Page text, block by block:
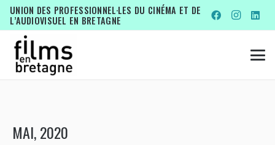
UNION DES PROFESSIONNEL·LES DU CINÉMA ET DE
L’AUDIOVISUEL EN BRETAGNE
MAI, 2020